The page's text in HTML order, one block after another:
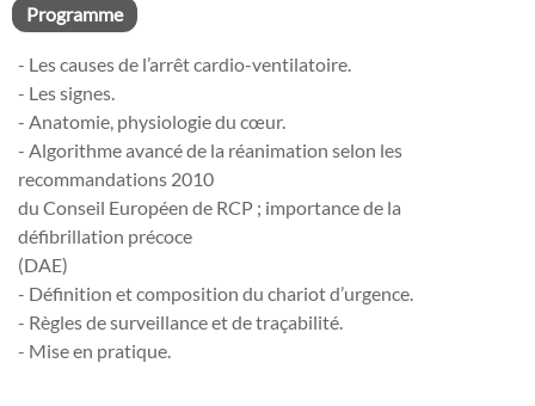
Programme
- Les causes de l’arrêt cardio-ventilatoire.
- Les signes.
- Anatomie, physiologie du cœur.
- Algorithme avancé de la réanimation selon les
recommandations 2010
du Conseil Européen de RCP ; importance de la
défibrillation précoce
(DAE)
- Définition et composition du chariot d’urgence.
- Règles de surveillance et de traçabilité.
- Mise en pratique.